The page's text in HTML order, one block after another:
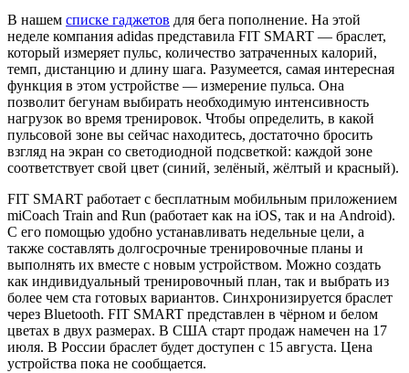
В нашем списке гаджетов для бега пополнение. На этой
неделе компания adidas представила FIT SMART — браслет,
который измеряет пульс, количество затраченных калорий,
темп, дистанцию и длину шага. Разумеется, самая интересная
функция в этом устройстве — измерение пульса. Она
позволит бегунам выбирать необходимую интенсивность
нагрузок во время тренировок. Чтобы определить, в какой
пульсовой зоне вы сейчас находитесь, достаточно бросить
взгляд на экран со светодиодной подсветкой: каждой зоне
соответствует свой цвет (синий, зелёный, жёлтый и красный).
FIT SMART работает с бесплатным мобильным приложением
miCoach Train and Run (работает как на iOS, так и на Android).
С его помощью удобно устанавливать недельные цели, а
также составлять долгосрочные тренировочные планы и
выполнять их вместе с новым устройством. Можно создать
как индивидуальный тренировочный план, так и выбрать из
более чем ста готовых вариантов. Синхронизируется браслет
через Bluetooth. FIT SMART представлен в чёрном и белом
цветах в двух размерах. В США старт продаж намечен на 17
июля. В России браслет будет доступен с 15 августа. Цена
устройства пока не сообщается.